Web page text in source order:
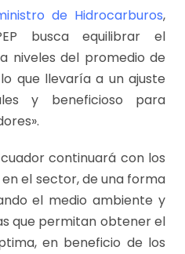
de Hidrocarburos,
busca equilibrar el
niveles del promedio de
que llevaría a un ajuste
y beneficioso para
continuará con los
el sector, de una forma
el medio ambiente y
que permitan obtener el
en beneficio de los